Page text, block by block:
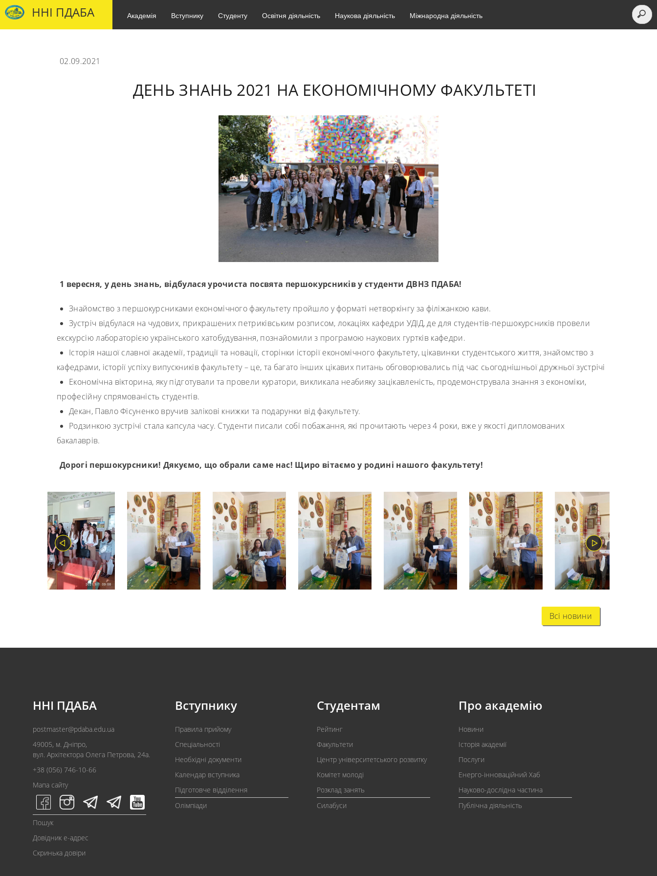
ННІ ПДАБА Академія Вступнику Студенту Освітня діяльність Наукова діяльність Міжнародна діяльність
02.09.2021
ДЕНЬ ЗНАНЬ 2021 НА ЕКОНОМІЧНОМУ ФАКУЛЬТЕТІ
1 вересня, у день знань, відбулася урочиста посвята першокурсників у студенти ДВНЗ ПДАБА!
Знайомство з першокурсниками економічного факультету пройшло у форматі нетворкінгу за філіжанкою кави.
Зустріч відбулася на чудових, прикрашених петриківським розписом, локаціях кафедри УДІД, де для студентів-першокурсників провели
екскурсію лабораторією українського хатобудування, познайомили з програмою наукових гуртків кафедри.
Історія нашої славної академії, традиції та новації, сторінки історії економічного факультету, цікавинки студентського життя, знайомство з
кафедрами, історії успіху випускників факультету – це, та багато інших цікавих питань обговорювались під час сьогоднішньої дружньої зустрічі
Економічна вікторина, яку підготували та провели куратори, викликала неабияку зацікавленість, продемонструвала знання з економіки,
професійну спрямованість студентів.
Декан, Павло Фісуненко вручив залікові книжки та подарунки від факультету.
Родзинкою зустрічі стала капсула часу. Студенти писали собі побажання, які прочитають через 4 роки, вже у якості дипломованих
бакалаврів.
Дорогі першокурсники! Дякуємо, що обрали саме нас! Щиро вітаємо у родині нашого факультету!
Всі новини
ННІ ПДАБА
postmaster@pdaba.edu.ua
49005, м. Дніпро,
вул. Архітектора Олега Петрова, 24а.
+38 (056) 746-10-66
Мапа сайту
Пошук
Довідник e-адрес
Скринька довіри
Вступнику
Правила прийому
Спеціальності
Необхідні документи
Календар вступника
Підготовче відділення
Олімпіади
Студентам
Рейтинг
Факультети
Центр університетського розвитку
Комітет молоді
Розклад занять
Силабуси
Про академію
Новини
Історія академії
Послуги
Енерго-інноваційний Хаб
Науково-дослідна частина
Публічна діяльність